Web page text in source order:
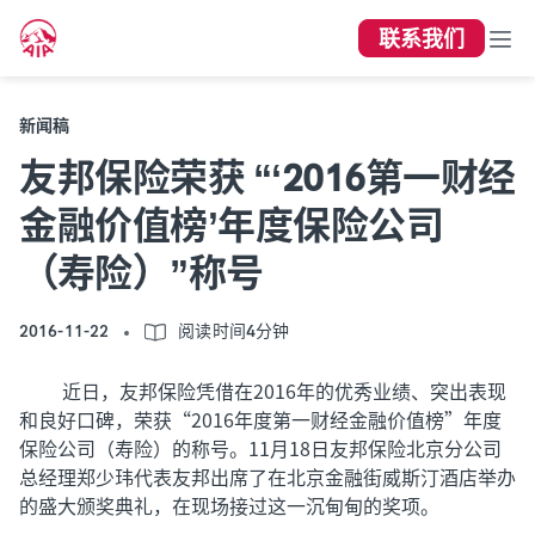
联系我们
新闻稿
友邦保险荣获 “‘2016第一财经
金融价值榜’年度保险公司
（寿险）”称号
2016-11-22 阅读时间4分钟
近日，友邦保险凭借在2016年的优秀业绩、突出表现
和良好口碑，荣获“2016年度第一财经金融价值榜”年度
保险公司（寿险）的称号。11月18日友邦保险北京分公司
总经理郑少玮代表友邦出席了在北京金融街威斯汀酒店举办
的盛大颁奖典礼，在现场接过这一沉甸甸的奖项。